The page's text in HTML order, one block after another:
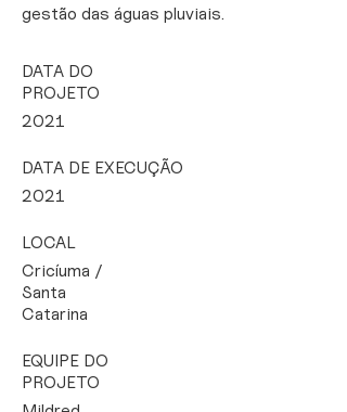
gestão das águas pluviais.
DATA DO
PROJETO
2021
DATA DE EXECUÇÃO
2021
LOCAL
Cricíuma /
Santa
Catarina
EQUIPE DO
PROJETO